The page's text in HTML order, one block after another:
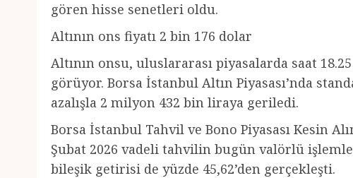
gören hisse senetleri oldu.
Altının ons fiyatı 2 bin 176 dolar
Altının onsu, uluslararası piyasalarda saat
görüyor. Borsa İstanbul Altın Piyasası’nda
azalışla 2 milyon 432 bin liraya geriledi.
Borsa İstanbul Tahvil ve Bono Piyasası Kesin
Şubat 2026 vadeli tahvilin bugün valörlü
bileşik getirisi de yüzde 45,62’den gerçekleşti.